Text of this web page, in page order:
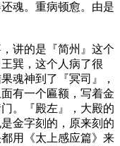
魂。重病顿愈。由是
讲的是『简州』这个
巽，这个人病了很
魂神到了『冥司』，
有一个匾额，写着金
。『殿左』，大殿的
金字刻的，原来刻的
用《太上感应篇》来